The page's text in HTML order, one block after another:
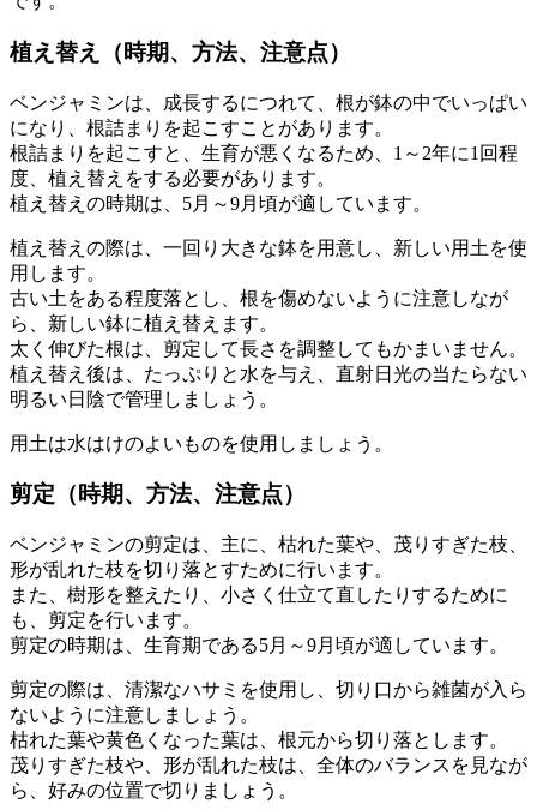
植え替え（時期、方法、注意点）
ベンジャミンは、成長するにつれて、根が鉢の中でいっぱい
になり、根詰まりを起こすことがあります。
根詰まりを起こすと、生育が悪くなるため、1～2年に1回程
度、植え替えをする必要があります。
植え替えの時期は、5月～9月頃が適しています。
植え替えの際は、一回り大きな鉢を用意し、新しい用土を使
用します。
古い土をある程度落とし、根を傷めないように注意しなが
ら、新しい鉢に植え替えます。
太く伸びた根は、剪定して長さを調整してもかまいません。
植え替え後は、たっぷりと水を与え、直射日光の当たらない
明るい日陰で管理しましょう。
用土は水はけのよいものを使用しましょう。
剪定（時期、方法、注意点）
ベンジャミンの剪定は、主に、枯れた葉や、茂りすぎた枝、
形が乱れた枝を切り落とすために行います。
また、樹形を整えたり、小さく仕立て直したりするために
も、剪定を行います。
剪定の時期は、生育期である5月～9月頃が適しています。
剪定の際は、清潔なハサミを使用し、切り口から雑菌が入ら
ないように注意しましょう。
枯れた葉や黄色くなった葉は、根元から切り落とします。
茂りすぎた枝や、形が乱れた枝は、全体のバランスを見なが
ら、好みの位置で切りましょう。